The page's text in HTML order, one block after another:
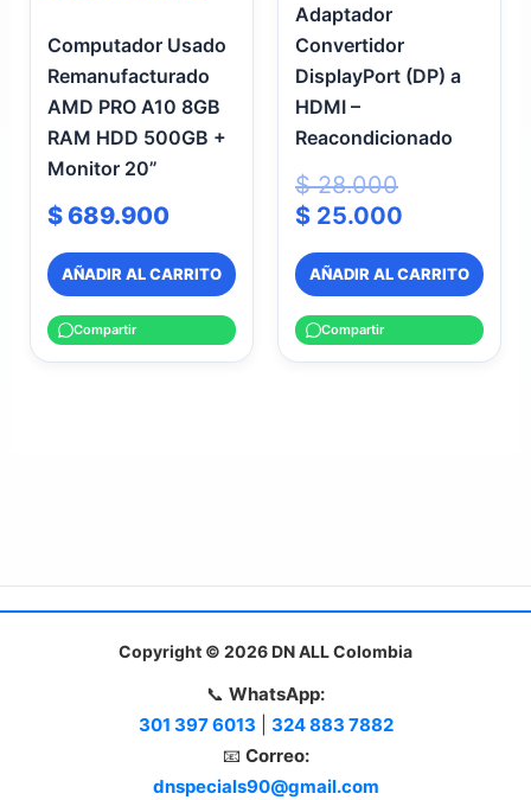
Computador Usado
Remanufacturado
AMD PRO A10 8GB
RAM HDD 500GB +
Monitor 20”
$689.900
AÑADIR AL CARRITO
Compartir
Adaptador
Convertidor
DisplayPort (DP) a
HDMI –
Reacondicionado
$28.000
$ 25.000
AÑADIR AL CARRITO
Compartir
Copyright © 2026 DN ALL Colombia
📞 WhatsApp:
301 397 6013
324 883 7882
📧 Correo:
dnspecials90@gmail.com